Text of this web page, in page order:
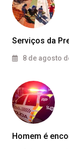
Serviços da
8 de agosto
Homem é